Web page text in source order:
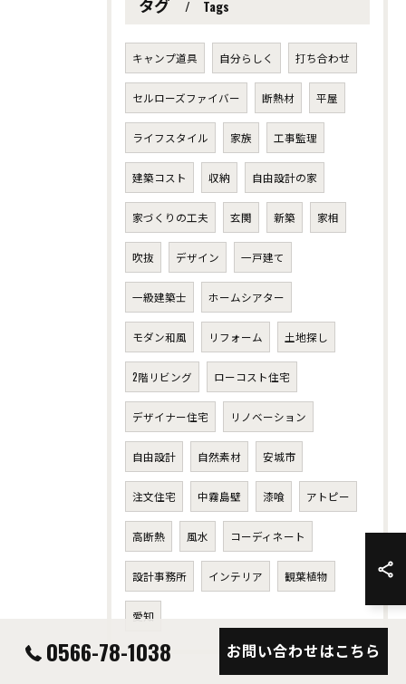
Tags
キャンプ道具 自分らしく 打ち合わせ
セルローズファイバー 断熱材 平屋
ライフスタイル 家族 工事監理
建築コスト 収納 自由設計の家
家づくりの工夫 玄関 新築 家相
吹抜 デザイン 一戸建て
一級建築士 ホームシアター
モダン和風 リフォーム 土地探し
2階リビング ローコスト住宅
デザイナー住宅 リノベーション
自由設計 自然素材 安城市
注文住宅 中霧島壁 漆喰 アトピー
高断熱 風水 コーディネート
設計事務所 インテリア 観葉植物
愛知
0566-78-1038 お問い合わせはこちら